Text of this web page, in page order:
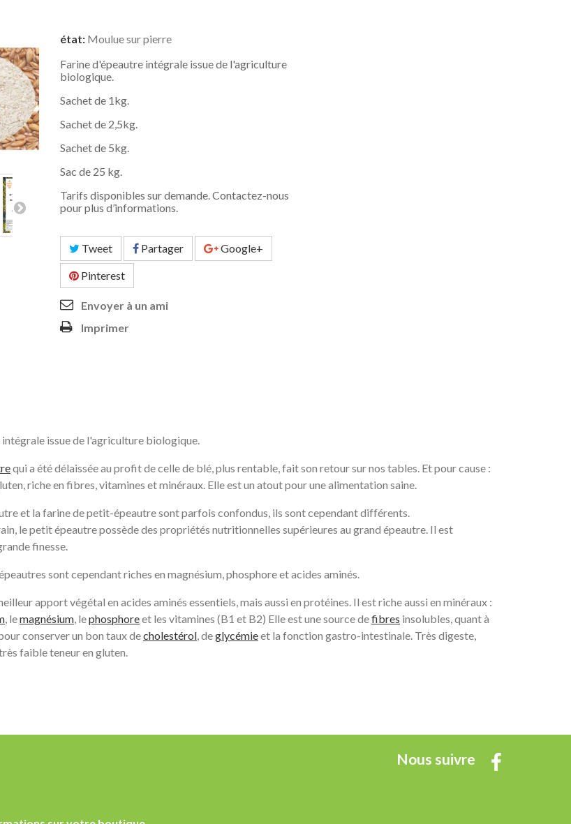
état: Moulue sur pierre
Farine d'épeautre intégrale issue de l'agriculture
biologique.
Sachet de 1kg.
Sachet de 2,5kg.
Sachet de 5kg.
Sac de 25 kg.
Tarifs disponibles sur demande. Contactez-nous
pour plus d’informations.
Tweet Partager Google+
Pinterest
Envoyer à un ami
Imprimer
issue de l'agriculture biologique.
qui a été délaissée au profit de celle de blé, plus rentable, fait son retour sur nos tables. Et pour cause :
riche en fibres, vitamines et minéraux. Elle est un atout pour une alimentation saine.
et la farine de petit-épeautre sont parfois confondus, ils sont cependant différents.
le petit épeautre possède des propriétés nutritionnelles supérieures au grand épeautre. Il est
finesse.
sont cependant riches en magnésium, phosphore et acides aminés.
apport végétal en acides aminés essentiels, mais aussi en protéines. Il est riche aussi en minéraux :
, lemagnésium, lephosphoreet les vitamines (B1 et B2) Elle est une source defibres insolubles, quant à
conserver un bon taux decholestérol, deglycémieet la fonction gastro-intestinale. Très digeste,
faible teneur en gluten.
Nous suivre